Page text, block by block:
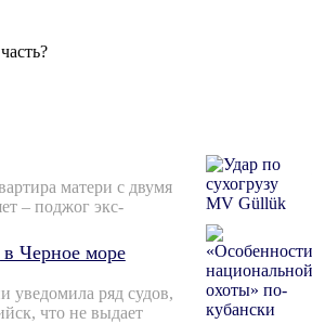
матери с двумя
– поджог экс-
Черное море
уведомила ряд судов,
что не выдает